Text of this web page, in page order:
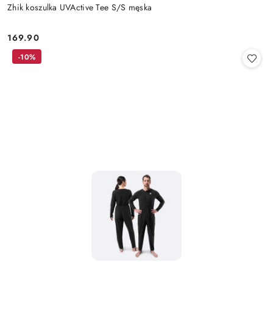
Zhik koszulka UVActive Tee S/S męska
Cena:
169.90
-10%